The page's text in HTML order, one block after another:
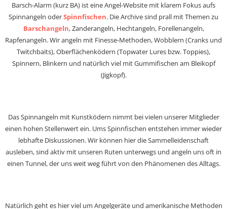
Barsch-Alarm (kurz BA) ist eine Angel-Website mit klarem Fokus aufs
Spinnangeln oderSpinnfischen. Die Archive sind prall mit Themen zu
Barschangeln, Zanderangeln, Hechtangeln, Forellenangeln,
Rapfenangeln. Wir angeln mit Finesse-Methoden, Wobblern (Cranks und
Twitchbaits), Oberflächenködern (Topwater Lures bzw. Toppies),
Spinnern, Blinkern und natürlich viel mit Gummifischen am Bleikopf
(Jigkopf).
Das Spinnangeln mit Kunstködern nimmt bei vielen unserer Mitglieder
einen hohen Stellenwert ein. Ums Spinnfischen entstehen immer wieder
lebhafte Diskussionen. Wir können hier die Sammelleidenschaft
ausleben, sind aktiv mit unseren Ruten unterwegs und angeln uns oft in
einen Tunnel, der uns weit weg führt von den Phänomenen des Alltags.
Natürlich geht es hier viel um Angelgeräte und amerikanische Methoden